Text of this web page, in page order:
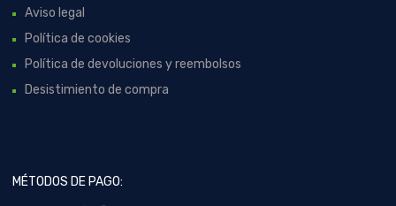
Aviso legal
Política de cookies
Política de devoluciones y reembolsos
Desistimiento de compra
MÉTODOS DE PAGO: